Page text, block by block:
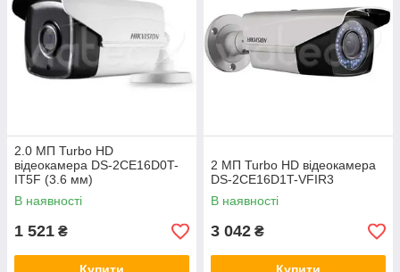
2.0 МП Turbo HD
відеокамера DS-2CE16D0T-
IT5F (3.6 мм)
В наявності
1 521 ₴
2 МП Turbo HD відеокамера
DS-2CE16D1T-VFIR3
В наявності
3 042 ₴